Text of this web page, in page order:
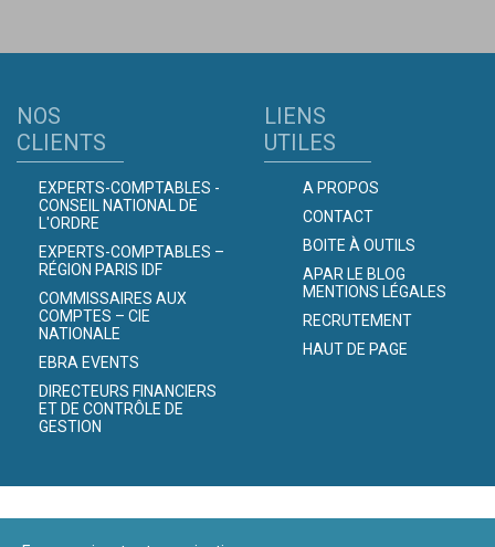
NOS
CLIENTS
EXPERTS-COMPTABLES -
CONSEIL NATIONAL DE
L'ORDRE
EXPERTS-COMPTABLES –
RÉGION PARIS IDF
COMMISSAIRES AUX
COMPTES – CIE
NATIONALE
EBRA EVENTS
DIRECTEURS FINANCIERS
ET DE CONTRÔLE DE
GESTION
LIENS
UTILES
A PROPOS
CONTACT
BOITE À OUTILS
APAR LE BLOG
MENTIONS LÉGALES
RECRUTEMENT
HAUT DE PAGE